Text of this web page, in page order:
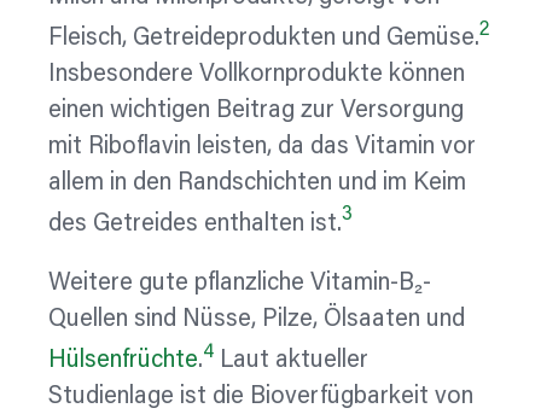
Fleisch, Getreideprodukten und Gemüse.2
Insbesondere Vollkornprodukte können
einen wichtigen Beitrag zur Versorgung
mit Riboflavin leisten, da das Vitamin vor
allem in den Randschichten und im Keim
des Getreides enthalten ist.3
Weitere gute pflanzliche Vitamin-B₂-
Quellen sind Nüsse, Pilze, Ölsaaten und
Hülsenfrüchte.4 Laut aktueller
Studienlage ist die Bioverfügbarkeit von